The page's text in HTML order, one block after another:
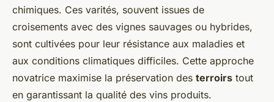
chimiques. Ces varités, souvent issues de
croisements avec des vignes sauvages ou hybrides,
sont cultivées pour leur résistance aux maladies et
aux conditions climatiques difficiles. Cette approche
novatrice maximise la préservation des terroirs tout
en garantissant la qualité des vins produits.